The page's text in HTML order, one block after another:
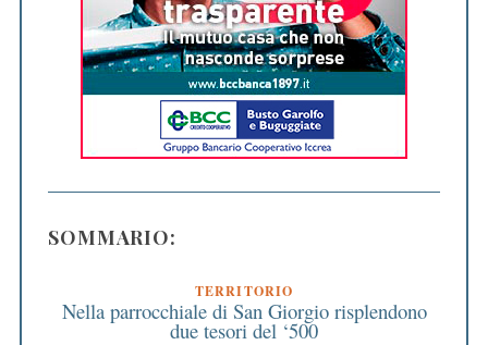
SOMMARIO:
TERRITORIO
Nella parrocchiale di San Giorgio risplendono
due tesori del ‘500